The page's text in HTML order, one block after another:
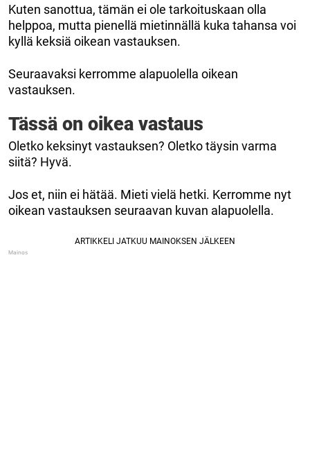
Kuten sanottua, tämän ei ole tarkoituskaan olla
helppoa, mutta pienellä mietinnällä kuka tahansa voi
kyllä keksiä oikean vastauksen.
Seuraavaksi kerromme alapuolella oikean
vastauksen.
Tässä on oikea vastaus
Oletko keksinyt vastauksen? Oletko täysin varma
siitä? Hyvä.
Jos et, niin ei hätää. Mieti vielä hetki. Kerromme nyt
oikean vastauksen seuraavan kuvan alapuolella.